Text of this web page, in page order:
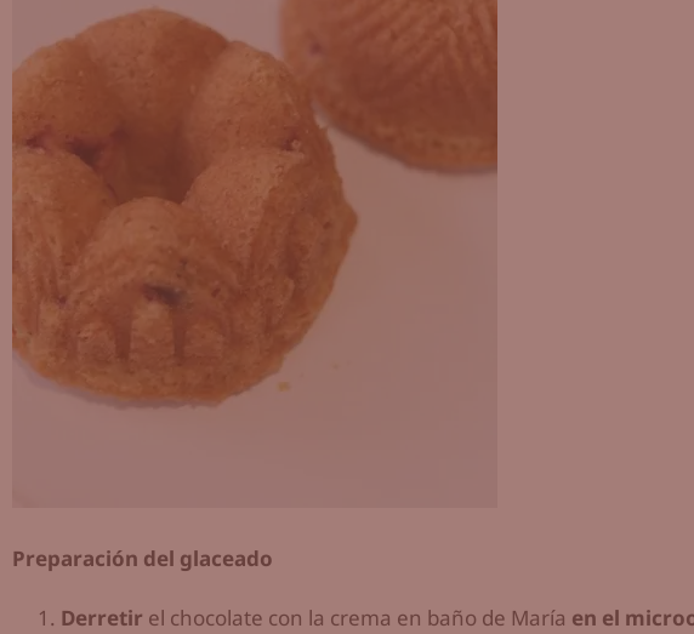
Preparación del glaceado
Derretir el chocolate con la crema en baño de María en el